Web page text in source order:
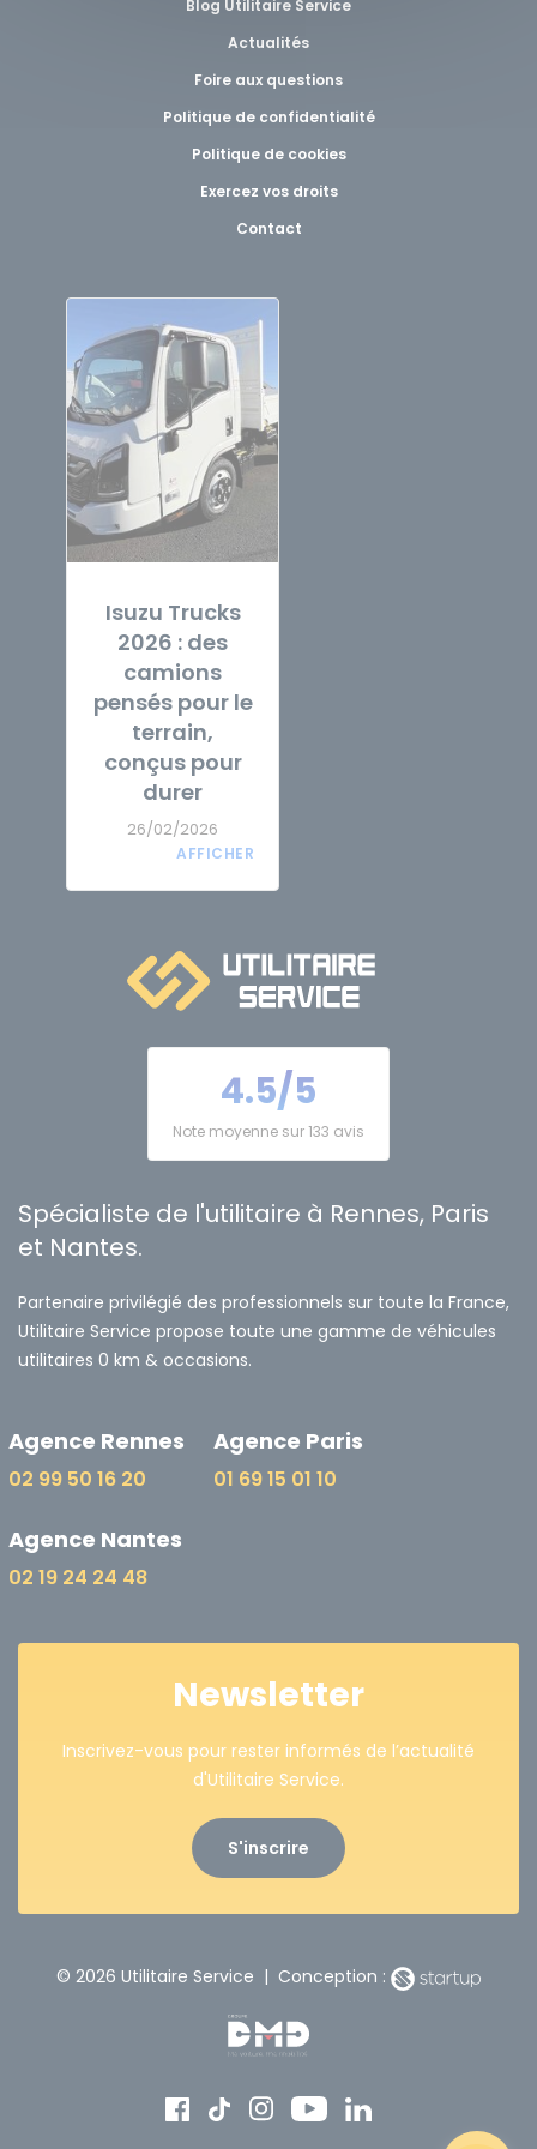
Blog Utilitaire Service
Actualités
Foire aux questions
Politique de confidentialité
Politique de cookies
Exercez vos droits
Contact
Isuzu Trucks
2026 : des
camions
pensés pour le
terrain,
conçus pour
durer
26/02/2026
4.5/5
Note moyenne sur 133 avis
Spécialiste de l'utilitaire à Rennes, Paris
et Nantes.
Partenaire privilégié des professionnels sur toute la France,
Utilitaire Service propose toute une gamme de véhicules
utilitaires 0 km & occasions.
Agence Rennes
02 99 50 16 20
Agence Paris
01 69 15 01 10
Agence Nantes
02 19 24 24 48
Newsletter
Inscrivez-vous pour rester informés de l’actualité
d'Utilitaire Service.
S'inscrire
© 2026 Utilitaire Service | Conception :